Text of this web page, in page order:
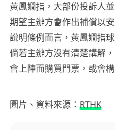
黃鳳嫺指，大部份投訴人
期望主辦方會作出補償以
說明條例而言，黃鳳嫺指
倘若主辦方沒有清楚講解
會上陣而購買門票，或會
圖片、資料來源： RTHK